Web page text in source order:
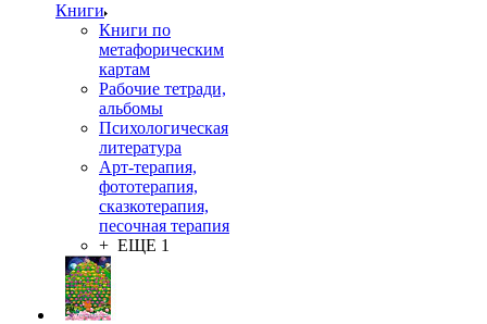
Книги
Книги по
метафорическим
картам
Рабочие тетради,
альбомы
Психологическая
литература
Арт-терапия,
фототерапия,
сказкотерапия,
песочная терапия
+ ЕЩЕ 1